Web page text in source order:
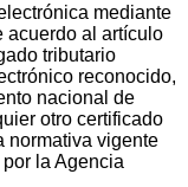
mediante
acuerdo al artículo
tributario
reconocido,
nacional de
otro certificado
normativa vigente
la Agencia